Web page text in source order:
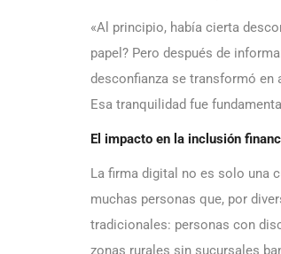
«Al principio, había cierta
papel? Pero después de
desconfianza se transformó en
Esa tranquilidad fue
El impacto en la inclusión
La firma digital no es solo una
muchas personas que, por
tradicionales: personas con
zonas rurales sin sucursales